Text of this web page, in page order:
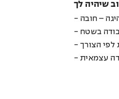
– חובה
בשטח
עצמאית